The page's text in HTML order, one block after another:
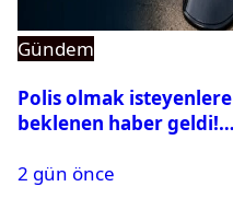
Gündem
Polis olmak isteyenlere
beklenen haber geldi!
2 gün önce